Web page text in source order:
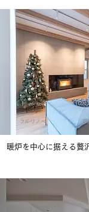
フルリノベ 戸
暖炉を中心に据える贅